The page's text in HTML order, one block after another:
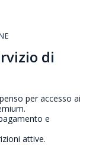
di
per accesso ai
e
attive.